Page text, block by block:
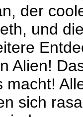
der
und
Alien!
macht!
sich